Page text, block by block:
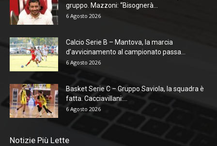
gruppo. Mazzoni: “Bisognerà...
6 Agosto 2026
Calcio Serie B – Mantova, la marcia
d’avvicinamento al campionato passa...
6 Agosto 2026
Basket Serie C – Gruppo Saviola, la squadra è
fatta. Cacciavillani:...
6 Agosto 2026
Notizie Più Lette